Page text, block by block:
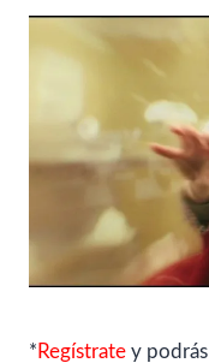
* Regístrate y podrás